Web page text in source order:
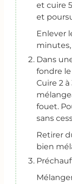
et cuire
et
Enlever
minutes,
Dans
fondre
Cuire 2
fouet.
sans
Retirer
bien